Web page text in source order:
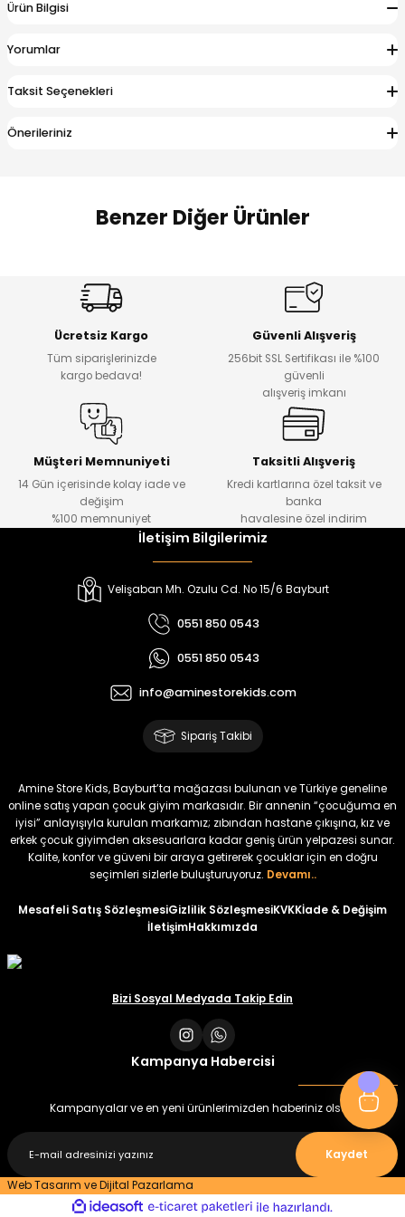
Ürün Bilgisi
Yorumlar
Taksit Seçenekleri
Önerileriniz
Benzer Diğer Ürünler
Dantelya Kız Çocuk Tişört
Puba Unisex Kot 3’lü Takım
Urban Kız Çocuk Süveterli Tunik Gömlek Navi Kız Çocuk Kot Pantolon
₺ 650
Melra Kız Çocuk Kot Pantolon
%15
Tivon Kız Çocuk 3’lü Takım
₺ 2.340
Koren Kız Çocuk ve Bebek Tayt
₺ 320
₺ 250
Yeni
Koren Kız Çocuk ve Bebek Tayt
₺ 320
₺ 250
%22
Koren Kız Çocuk ve Bebek Tayt
₺ 250
%22
Koren Kız Çocuk ve Bebek Tayt
₺ 320
Ücretsiz Kargo
Tüm siparişlerinizde
kargo bedava!
Güvenli Alışveriş
256bit SSL Sertifikası ile %100
güvenli
alışveriş imkanı
Müşteri Memnuniyeti
14 Gün içerisinde kolay iade ve
değişim
%100 memnuniyet
Taksitli Alışveriş
Kredi kartlarına özel taksit ve
banka
havalesine özel indirim
İletişim Bilgilerimiz
Velişaban Mh. Ozulu Cd. No 15/6 Bayburt
0551 850 0543
0551 850 0543
info@aminestorekids.com
Sipariş Takibi
Amine Store Kids, Bayburt’ta mağazası bulunan ve Türkiye geneline
online satış yapan çocuk giyim markasıdır. Bir annenin “çocuğuma en
iyisi” anlayışıyla kurulan markamız; zıbından hastane çıkışına, kız ve
erkek çocuk giyimden aksesuarlara kadar geniş ürün yelpazesi sunar.
Kalite, konfor ve güveni bir araya getirerek çocuklar için en doğru
seçimleri sizlerle buluşturuyoruz. Devamı..
Mesafeli Satış SözleşmesiGizlilik SözleşmesiKVKKİade & Değişim
İletişimHakkımızda
Bizi Sosyal Medyada Takip Edin
Kampanya Habercisi
Kampanyalar ve en yeni ürünlerimizden haberiniz olsun
Kaydet
Web Tasarım ve Dijital Pazarlama
Alt
ideasoft
e-